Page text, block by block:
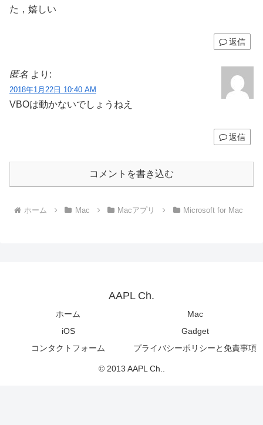
た，嬉しい
返信
匿名 より:
2018年1月22日 10:40 AM
VBOは動かないでしょうねえ
返信
コメントを書き込む
ホーム Mac Macアプリ Microsoft for Mac
AAPL Ch.
ホーム
Mac
iOS
Gadget
コンタクトフォーム
プライバシーポリシーと免責事項
© 2013 AAPL Ch..